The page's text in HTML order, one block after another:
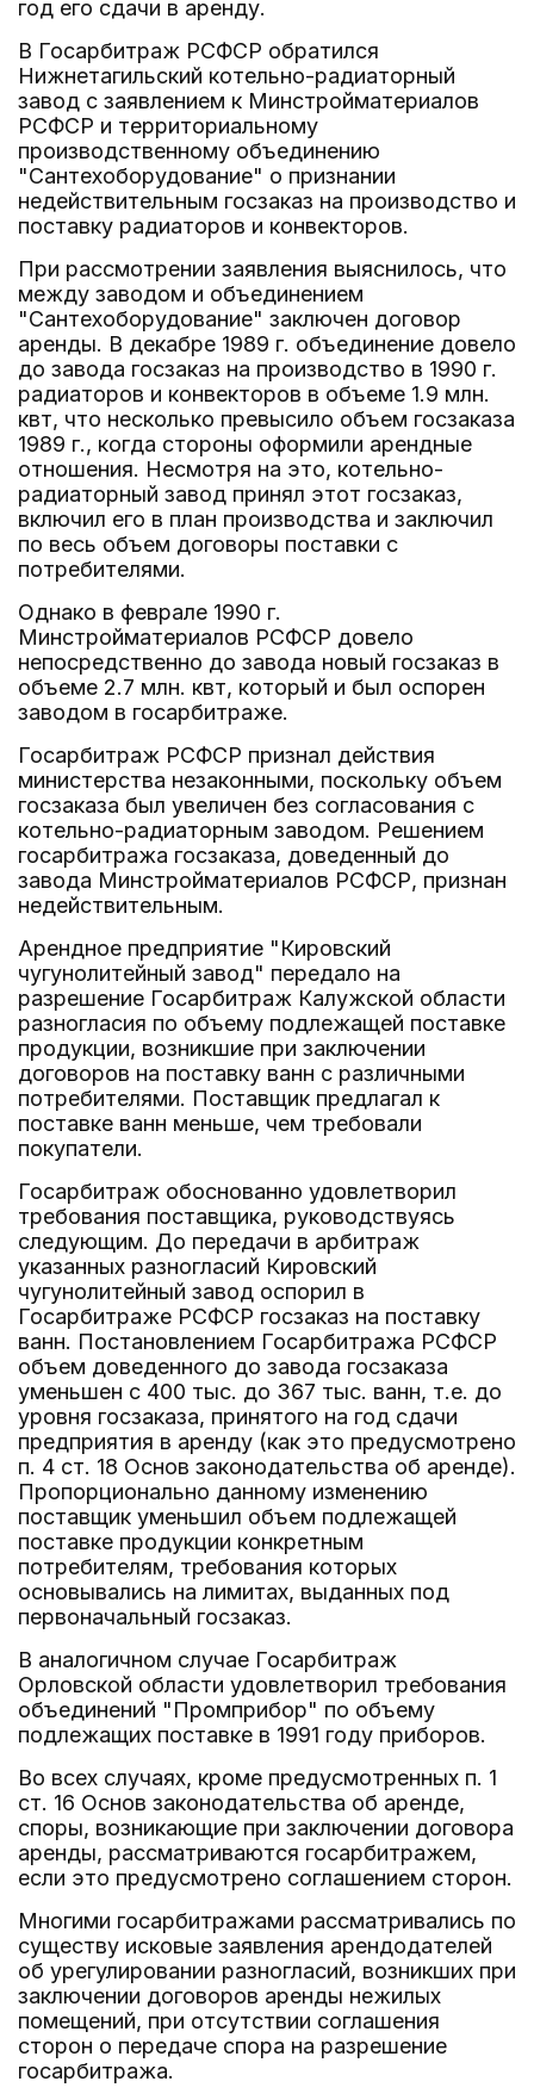
год его сдачи в аренду.
В Госарбитраж РСФСР обратился
Нижнетагильский котельно-радиаторный
завод с заявлением к Минстройматериалов
РСФСР и территориальному
производственному объединению
"Сантехоборудование" о признании
недействительным госзаказ на производство и
поставку радиаторов и конвекторов.
При рассмотрении заявления выяснилось, что
между заводом и объединением
"Сантехоборудование" заключен договор
аренды. В декабре 1989 г. объединение довело
до завода госзаказ на производство в 1990 г.
радиаторов и конвекторов в объеме 1.9 млн.
квт, что несколько превысило объем госзаказа
1989 г., когда стороны оформили арендные
отношения. Несмотря на это, котельно-
радиаторный завод принял этот госзаказ,
включил его в план производства и заключил
по весь объем договоры поставки с
потребителями.
Однако в феврале 1990 г.
Минстройматериалов РСФСР довело
непосредственно до завода новый госзаказ в
объеме 2.7 млн. квт, который и был оспорен
заводом в госарбитраже.
Госарбитраж РСФСР признал действия
министерства незаконными, поскольку объем
госзаказа был увеличен без согласования с
котельно-радиаторным заводом. Решением
госарбитража госзаказа, доведенный до
завода Минстройматериалов РСФСР, признан
недействительным.
Арендное предприятие "Кировский
чугунолитейный завод" передало на
разрешение Госарбитраж Калужской области
разногласия по объему подлежащей поставке
продукции, возникшие при заключении
договоров на поставку ванн с различными
потребителями. Поставщик предлагал к
поставке ванн меньше, чем требовали
покупатели.
Госарбитраж обоснованно удовлетворил
требования поставщика, руководствуясь
следующим. До передачи в арбитраж
указанных разногласий Кировский
чугунолитейный завод оспорил в
Госарбитраже РСФСР госзаказ на поставку
ванн. Постановлением Госарбитража РСФСР
объем доведенного до завода госзаказа
уменьшен с 400 тыс. до 367 тыс. ванн, т.е. до
уровня госзаказа, принятого на год сдачи
предприятия в аренду (как это предусмотрено
п. 4 ст. 18 Основ законодательства об аренде).
Пропорционально данному изменению
поставщик уменьшил объем подлежащей
поставке продукции конкретным
потребителям, требования которых
основывались на лимитах, выданных под
первоначальный госзаказ.
В аналогичном случае Госарбитраж
Орловской области удовлетворил требования
объединений "Промприбор" по объему
подлежащих поставке в 1991 году приборов.
Во всех случаях, кроме предусмотренных п. 1
ст. 16 Основ законодательства об аренде,
споры, возникающие при заключении договора
аренды, рассматриваются госарбитражем,
если это предусмотрено соглашением сторон.
Многими госарбитражами рассматривались по
существу исковые заявления арендодателей
об урегулировании разногласий, возникших при
заключении договоров аренды нежилых
помещений, при отсутствии соглашения
сторон о передаче спора на разрешение
госарбитража.